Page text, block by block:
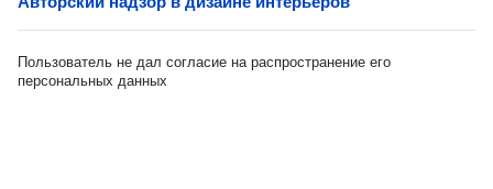
Пользователь не дал согласие на распространение его
персональных данных